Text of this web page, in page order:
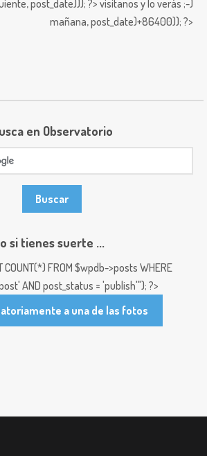
post_date))); ?> visitanos y lo verás ;-)
mañana,post_date)+86400)); ?>
en Observatorio
o si tienes suerte ...
COUNT(*) FROM $wpdb->posts WHERE
AND post_status = 'publish'"); ?>
a una de las fotos